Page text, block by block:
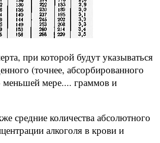
при которой будут указываться
(точнее, абсорбированного
меньшей мере.... граммов и
средние количества абсолютного
алкоголя в крови и